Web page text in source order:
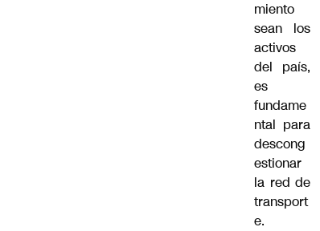
miento
sean los
activos
del país,
es
fundame
ntal para
descong
estionar
la red de
transport
e.